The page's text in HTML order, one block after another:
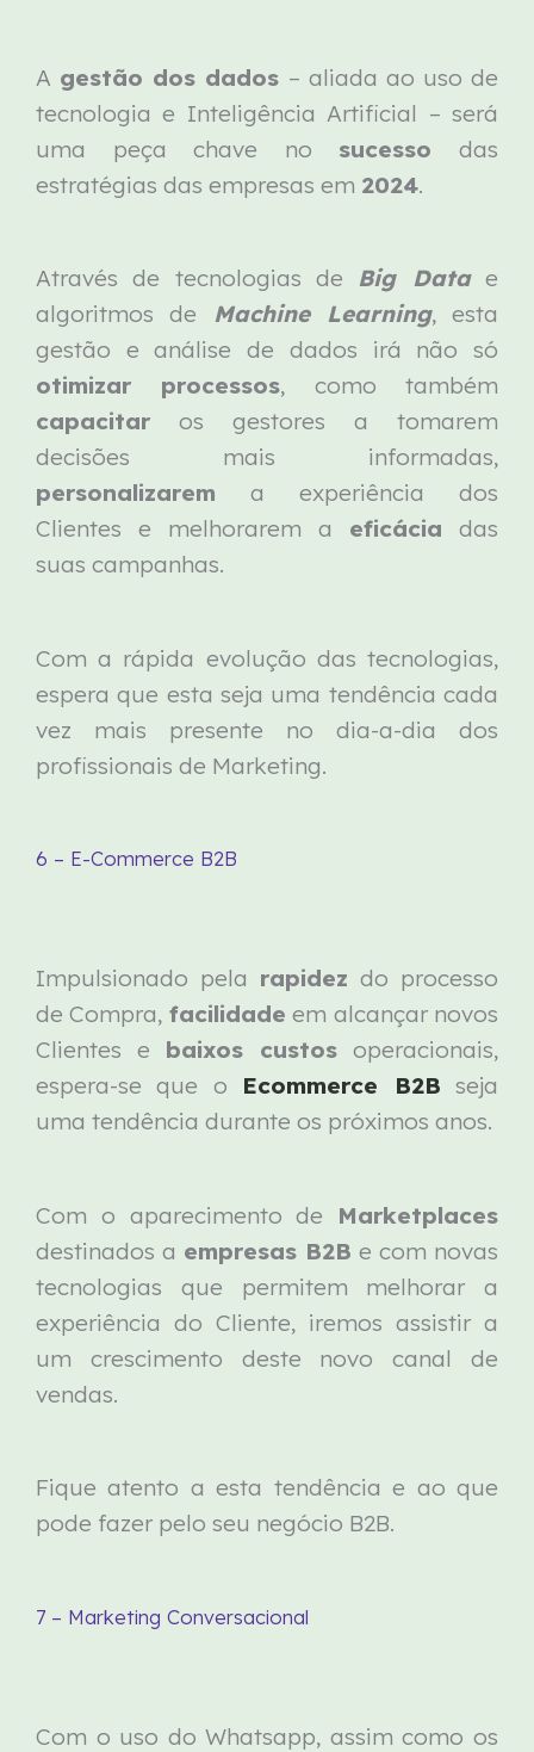
A gestão dos dados – aliada ao uso de
tecnologia e Inteligência Artificial – será
uma peça chave no sucesso das
estratégias das empresas em 2024.
Através de tecnologias de Big Datae
algoritmos de
Machine Learning, esta
gestão e análise de dados irá não só
otimizar processos, como também
capacitar os gestores a tomarem
decisões mais informadas,
personalizarem a experiência dos
Clientes e melhorarem a eficácia das
suas campanhas.
Com a rápida evolução das tecnologias,
espera que esta seja uma tendência cada
vez mais presente no dia-a-dia dos
profissionais de Marketing.
6 – E-Commerce B2B
Impulsionado pela rapidez do processo
de Compra, facilidade em alcançar novos
Clientes e baixos custos operacionais,
espera-se que o Ecommerce B2B seja
uma tendência durante os próximos anos.
Com o aparecimento de Marketplaces
destinados a empresas B2B e com novas
tecnologias que permitem melhorar a
experiência do Cliente, iremos assistir a
um crescimento deste novo canal de
vendas.
Fique atento a esta tendência e ao que
pode fazer pelo seu negócio B2B.
7 – Marketing Conversacional
Com o uso do Whatsapp, assim como os